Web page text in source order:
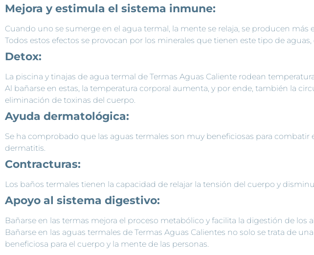
Mejora y estimula el sistema inmune:
Cuando uno se sumerge en el agua termal, la mente se relaja, se producen más
Todos estos efectos se provocan por los minerales que tienen este tipo de
Detox:
La piscina y tinajas de agua termal de Termas Aguas Caliente rodean
Al bañarse en estas, la temperatura corporal aumenta, y por ende, también la
eliminación de toxinas del cuerpo.
Ayuda dermatológica:
Se ha comprobado que las aguas termales son muy beneficiosas para
dermatitis.
Contracturas:
Los baños termales tienen la capacidad de relajar la tensión del cuerpo y
Apoyo al sistema digestivo:
Bañarse en las termas mejora el proceso metabólico y facilita la digestión de los
Bañarse en las aguas termales de Termas Aguas Calientes no solo se trata de
beneficiosa para el cuerpo y la mente de las personas.